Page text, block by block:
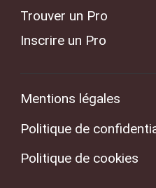
Trouver un Pro
Inscrire un Pro
Mentions légales
Politique de
Politique de cookies